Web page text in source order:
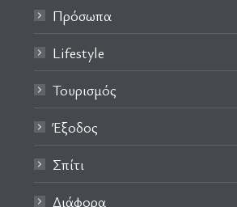
Πρόσωπα
Lifestyle
Τουρισμός
Έξοδος
Σπίτι
Διάφορα